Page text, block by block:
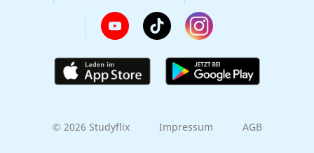
© 2026 Studyflix Impressum AGB